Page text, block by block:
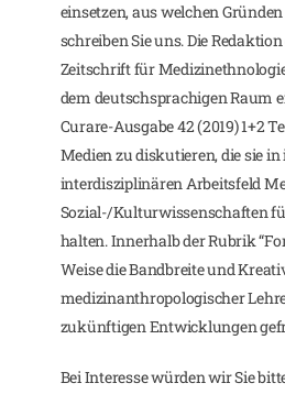
einsetzen, aus welchen
schreiben Sie uns. Die Redaktion
Zeitschrift für
dem deutschsprachigen Raum
Curare-Ausgabe 42 (2019) 1+2
Medien zu diskutieren, die sie
interdisziplinären Arbeitsfeld
Sozial-/Kulturwissenschaften
halten. Innerhalb der Rubrik
Weise die Bandbreite und
medizinanthropologischer
zukünftigen Entwicklungen
Bei Interesse würden wir Sie